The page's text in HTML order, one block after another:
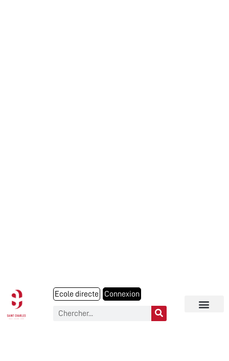
Ecole directe Connexion